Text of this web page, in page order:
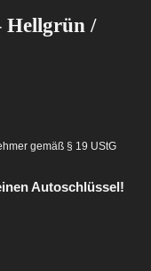
Hellgrün /
gemäß § 19 UStG
Autoschlüssel!